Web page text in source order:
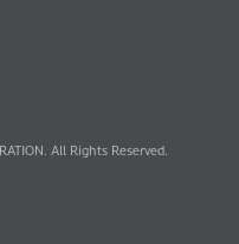
All Rights Reserved.